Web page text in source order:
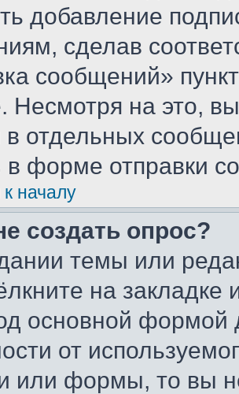
добавление
сделав
сообщений»
Несмотря на это,
в отдельных
в форме отправки
началу
создать опрос?
темы или
на
основной формой
от
или формы, то вы